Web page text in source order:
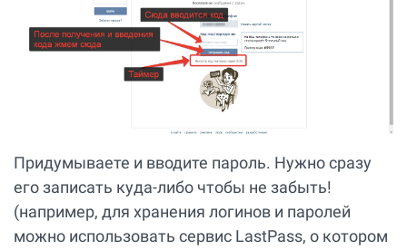
Придумываете и вводите пароль. Нужно сразу
его записать куда-либо чтобы не забыть!
(например, для хранения логинов и паролей
можно использовать сервис LastPass, о котором